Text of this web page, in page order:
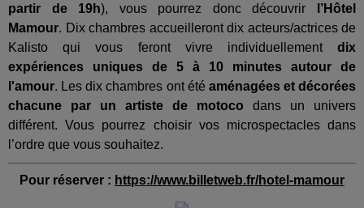
partir de 19h), vous pourrez donc découvrir
l’Hôtel
Mamour. Dix chambres accueilleront dix acteurs/actrices de
Kalisto qui vous feront vivre individuellement dix
expériences uniques de 5 à 10 minutes autour de
l'amour. Les dix chambres ont été aménagées et décorées
chacune par un artiste
de motoco dans un univers
différent. Vous pourrez choisir vos microspectacles dans
l’ordre que vous souhaitez.
Pour réserver : https://www.billetweb.fr/hotel-mamour